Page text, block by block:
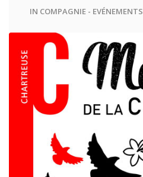
IN COMPAGNIE - EVÉNEMENTS